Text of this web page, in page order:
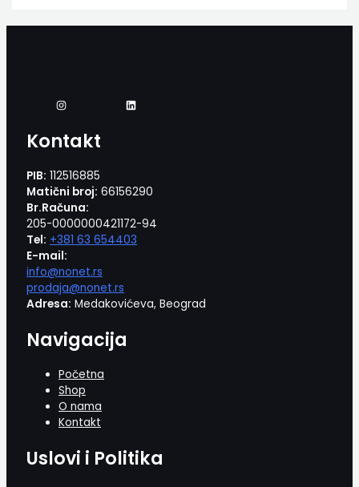
Kontakt
PIB: 112516885
Matični broj: 66156290
Br.Računa:
205-0000000421172-94
Tel: +381 63 654403
E-mail:
info@nonet.rs
prodaja@nonet.rs
Adresa: Medakovićeva, Beograd
Navigacija
Početna
Shop
O nama
Kontakt
Uslovi i Politika